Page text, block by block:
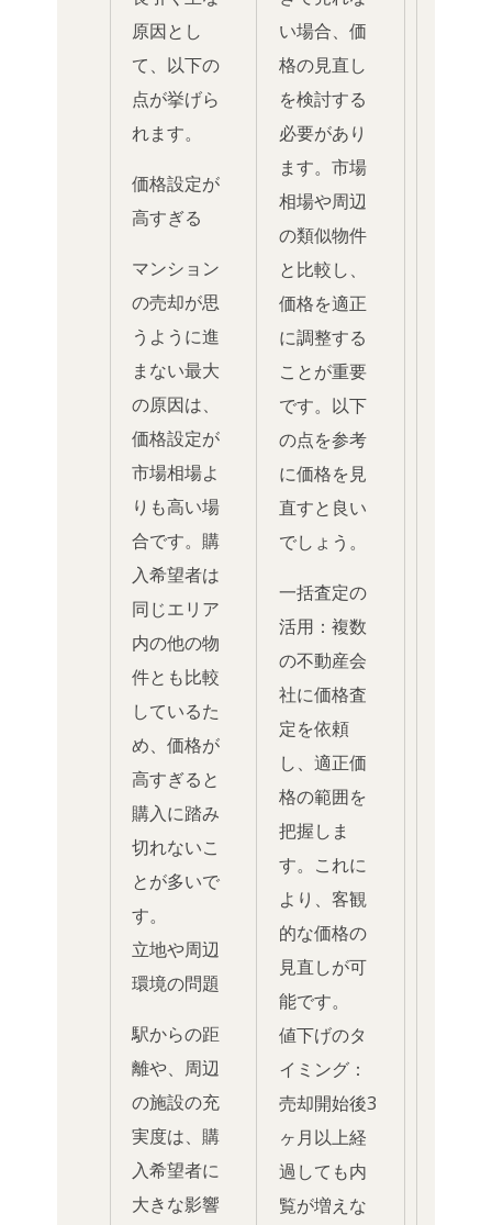
原因とし
て、以下の
点が挙げら
れます。
価格設定が
高すぎる
マンション
の売却が思
うように進
まない最大
の原因は、
価格設定が
市場相場よ
りも高い場
合です。購
入希望者は
同じエリア
内の他の物
件とも比較
しているた
め、価格が
高すぎると
購入に踏み
切れないこ
とが多いで
す。
立地や周辺
環境の問題
駅からの距
離や、周辺
の施設の充
実度は、購
入希望者に
大きな影響
い場合、価
格の見直し
を検討する
必要があり
ます。市場
相場や周辺
の類似物件
と比較し、
価格を適正
に調整する
ことが重要
です。以下
の点を参考
に価格を見
直すと良い
でしょう。
一括査定の
活用：複数
の不動産会
社に価格査
定を依頼
し、適正価
格の範囲を
把握しま
す。これに
より、客観
的な価格の
見直しが可
能です。
値下げのタ
イミング：
売却開始後3
ヶ月以上経
過しても内
覧が増えな